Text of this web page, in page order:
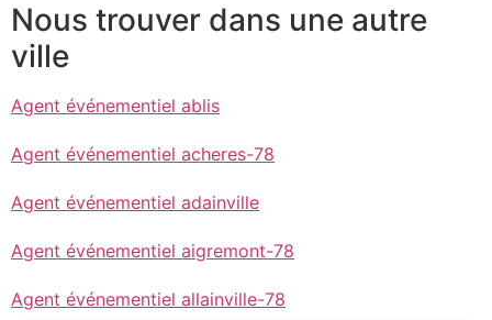
Nous trouver dans une autre
ville
Agent événementiel ablis
Agent événementiel acheres-78
Agent événementiel adainville
Agent événementiel aigremont-78
Agent événementiel allainville-78